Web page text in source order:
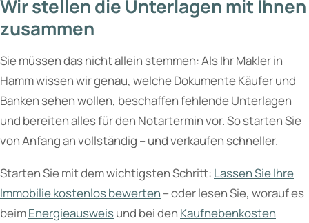
Wir stellen die Unterlagen mit Ihnen
zusammen
Sie müssen das nicht allein stemmen: Als Ihr Makler in
Hamm wissen wir genau, welche Dokumente Käufer und
Banken sehen wollen, beschaffen fehlende Unterlagen
und bereiten alles für den Notartermin vor. So starten Sie
von Anfang an vollständig – und verkaufen schneller.
Starten Sie mit dem wichtigsten Schritt: Lassen Sie Ihre
Immobilie kostenlos bewerten – oder lesen Sie, worauf es
beimEnergieausweisund bei den Kaufnebenkosten